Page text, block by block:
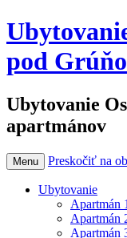
pod
Ubytovanie
apartmánov
Menu Preskočiť na
Ubytovanie
Apartmán 1
Apartmán
Apartmán